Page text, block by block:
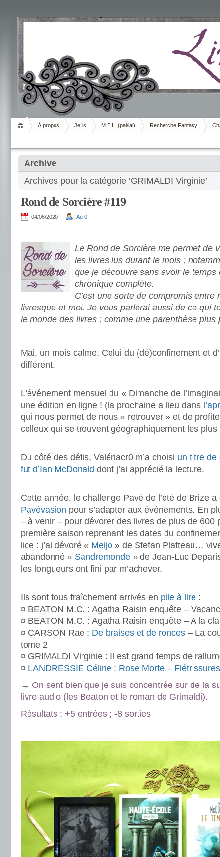
Livrement
À propos Je lis M.E.L. (pal/lal) Recherche Fantasy
Archive
Archives pour la catégorie ‘GRIMALDI Virginie’
Rond de Sorcière #119
04/06/2020 Acr0
Le Rond de Sorcière me permet de
les livres lus durant le mois ;
que je découvre sans avoir le temps
chronique complète.
C’est une sorte de compromis entre
livresque et moi. Je vous parlerai aussi de ce qui
le monde des livres ; comme une parenthèse plus
Mai, un mois calme. Celui du (dé)confinement et
différent.
L’événement mensuel du « Dimanche de
une édition en ligne ! (la prochaine a lieu dans
qui nous permet de nous « retrouver » et de
celleux qui se trouvent géographiquement les plus
Du côté des défis, Valériacr0 m’a choisi un titre de
fut d’Ian McDonald dont j’ai apprécié la lecture.
Cette année, le challenge Pavé de l’été de Brize
Pavévasion pour s’adapter aux événements. En
– à venir – pour dévorer des livres de plus de 600
première saison reprenant les dates du
lice : j’ai dévoré « Meijo » de Stefan Platteau…
abandonné « Sandremonde » de Jean-Luc
les longueurs ont fini par m’achever.
Ils sont tous fraîchement arrivés en pile à lire :
¤ BEATON M.C. : Agatha Raisin enquête –
¤ BEATON M.C. : Agatha Raisin enquête – A la
¤ CARSON Rae : De braises et de ronces – La
tome 2
¤ GRIMALDI Virginie : Il est grand temps de
¤ LANDRESSIE Céline : Rose Morte –
→ On sent bien que je suis concentrée sur de la
livre audio (les Beaton et le roman de Grimaldi).
Résultats : +5 entrées ; -8 sorties